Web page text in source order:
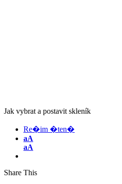
Jak vybrat a postavit skleník
Re�im �ten�
aA
aA
Share This